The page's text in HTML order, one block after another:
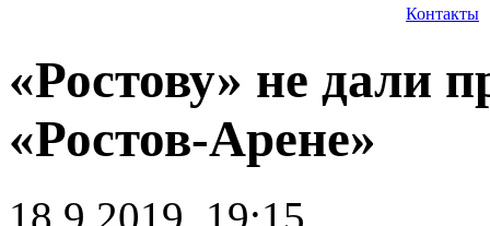
Контакты
«Ростову» не дали
«Ростов-Арене»
18.9.2019, 19:15